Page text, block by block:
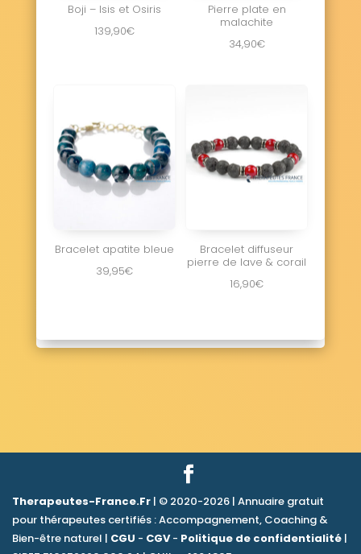
Boji – Isis et Osiris
139,90€
Pierre plate en
malachite
34,90€
Bracelet apatite bleue
39,95€
Bracelet diffuseur
pierre de lave & corail
16,90€
Therapeutes-France.Fr | © 2020-2026 | Annuaire gratuit
pour thérapeutes certifiés : Accompagnement, Coaching &
Bien-être naturel | CGU - CGV- Politique de confidentialité |